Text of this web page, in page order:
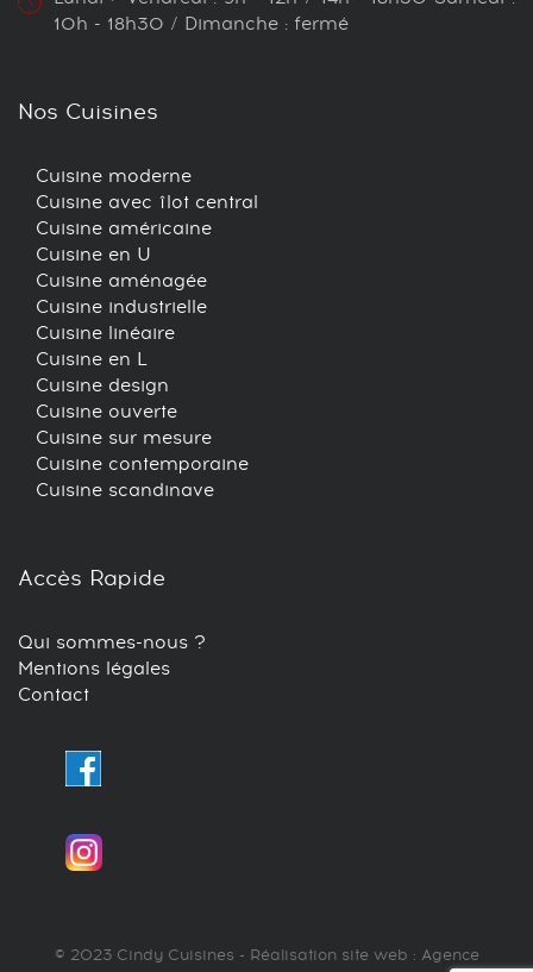
10h - 18h30 / Dimanche : fermé
Nos Cuisines
Cuisine moderne
Cuisine avec îlot central
Cuisine américaine
Cuisine en U
Cuisine aménagée
Cuisine industrielle
Cuisine linéaire
Cuisine en L
Cuisine design
Cuisine ouverte
Cuisine sur mesure
Cuisine contemporaine
Cuisine scandinave
Accès Rapide
Qui sommes-nous ?
Mentions légales
Contact
© 2023 Cindy Cuisines - Réalisation site web : Agence